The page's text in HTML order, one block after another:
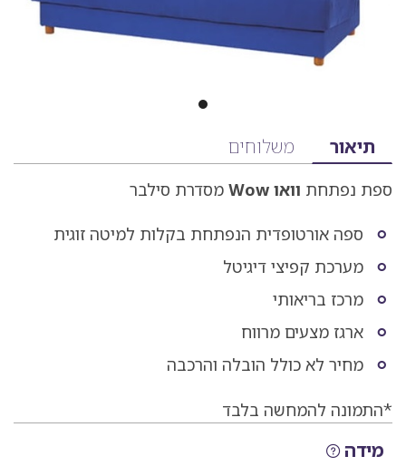
מידע
על
המוצר
הכולל
תיאור,
מפרט
ומשלוחים
תיאור משלוחים
ספת נפתחת וואו Wow מסדרת סילבר
ספה אורטופדית הנפתחת בקלות למיטה זוגית
מערכת קפיצי דיגיטל
מרכז בריאותי
ארגז מצעים מרווח
מחיר לא כולל הובלה והרכבה
*התמונה להמחשה בלבד
בחירת הרכבת חלקי המוצר
מידה